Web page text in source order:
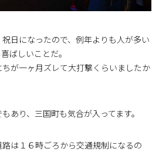
日になったので、例年よりも人が多い
ばしいことだ。
が一ヶ月ズレて大打撃くらいましたか
あり、三国町も気合が入ってます。
路は１６時ごろから交通規制になるの